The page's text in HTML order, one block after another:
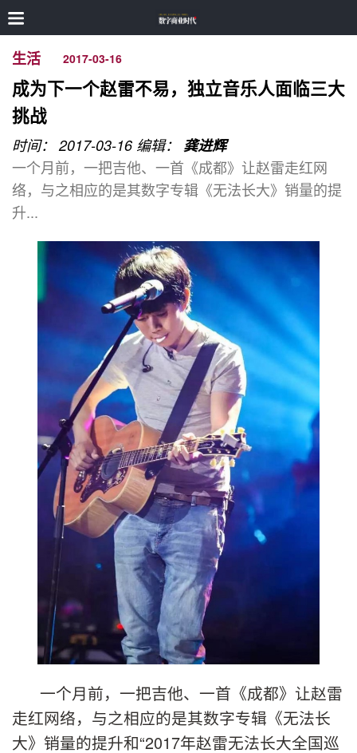
生活 2017-03-16
成为下一个赵雷不易，独立音乐人面临三大
挑战
时间： 2017-03-16 编辑： 龚进辉
一个月前，一把吉他、一首《成都》让赵雷走红网
络，与之相应的是其数字专辑《无法长大》销量的提
升...
一个月前，一把吉他、一首《成都》让赵雷
走红网络，与之相应的是其数字专辑《无法长
大》销量的提升和“2017年赵雷无法长大全国巡